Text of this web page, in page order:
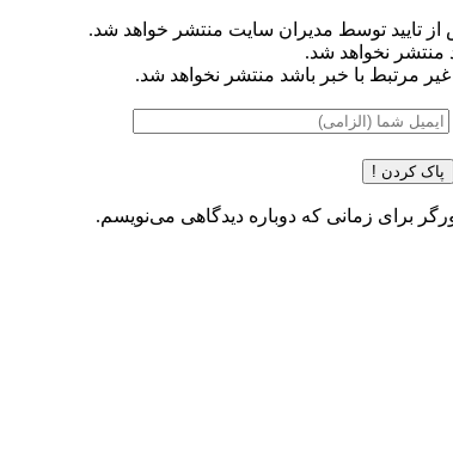
تایید توسط مدیران سایت منتشر خواهد شد.
منتشر نخواهد شد.
مرتبط با خبر باشد منتشر نخواهد شد.
پاک کردن !
برای زمانی که دوباره دیدگاهی می‌نویسم.